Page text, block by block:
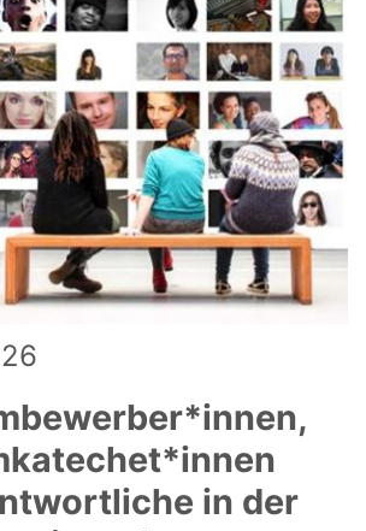
in der